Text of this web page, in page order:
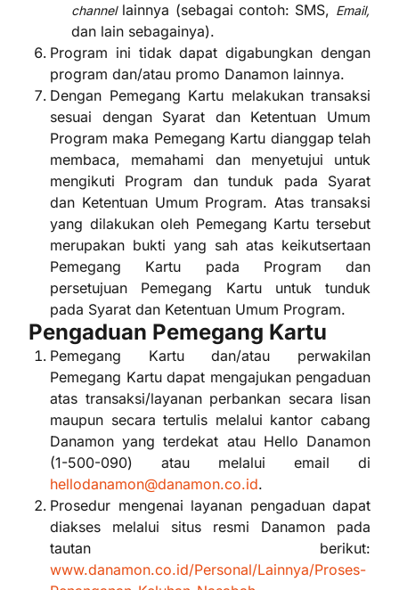
channellainnya (sebagai contoh: SMS, Email,
dan lain sebagainya).
Program ini tidak dapat digabungkan dengan
program dan/atau promo Danamon lainnya.
Dengan Pemegang Kartu melakukan transaksi
sesuai dengan Syarat dan Ketentuan Umum
Program maka Pemegang Kartu dianggap telah
membaca, memahami dan menyetujui untuk
mengikuti Program dan tunduk pada Syarat
dan Ketentuan Umum Program. Atas transaksi
yang dilakukan oleh Pemegang Kartu tersebut
merupakan bukti yang sah atas keikutsertaan
Pemegang Kartu pada Program dan
persetujuan Pemegang Kartu untuk tunduk
pada Syarat dan Ketentuan Umum Program.
Pengaduan Pemegang Kartu
Pemegang Kartu dan/atau perwakilan
Pemegang Kartu dapat mengajukan pengaduan
atas transaksi/layanan perbankan secara lisan
maupun secara tertulis melalui kantor cabang
Danamon yang terdekat atau Hello Danamon
(1-500-090) atau melalui email di
hellodanamon@danamon.co.id.
Prosedur mengenai layanan pengaduan dapat
diakses melalui situs resmi Danamon pada
tautan berikut:
www.danamon.co.id/Personal/Lainnya/Proses-